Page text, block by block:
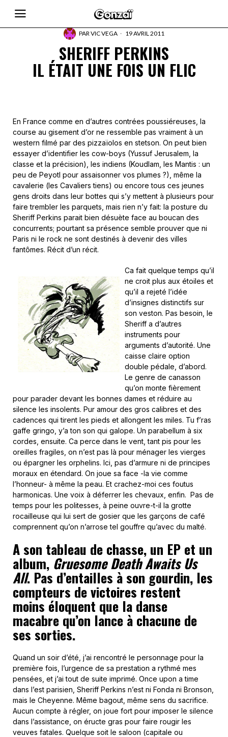
PARVIC VEGA 19 AVRIL 2011
SHERIFF PERKINS
IL ÉTAIT UNE FOIS UN FLIC
En France comme en d’autres contrées poussiéreuses, la
course au gisement d’or ne ressemble pas vraiment à un
western filmé par des pizzaïolos en stetson. On peut bien
essayer d’identifier les cow-boys (Yussuf Jerusalem, la
classe et la précision), les indiens (Koudlam, les Mantis : un
peu de Peyotl pour assaisonner vos plumes ?), même la
cavalerie (les Cavaliers tiens) ou encore tous ces jeunes
gens droits dans leur bottes qui s’y mettent à plusieurs pour
faire trembler les parquets, mais rien n’y fait: la posture du
Sheriff Perkins parait bien désuète face au boucan des
concurrents; pourtant sa présence semble prouver que ni
Paris ni le rock ne sont destinés à devenir des villes
fantômes. Récit d’un récit.
Ca fait quelque temps qu’il
ne croit plus aux étoiles et
qu’il a rejeté l’idée
d’insignes distinctifs sur
son veston. Pas besoin, le
Sheriff a d’autres
instruments pour
arguments d’autorité. Une
caisse claire option
double pédale, d’abord.
Le genre de canasson
qu’on monte fièrement
pour parader devant les bonnes dames et réduire au
silence les insolents. Pur amour des gros calibres et des
cadences qui tirent les pieds et allongent les miles. Tu f’ras
gaffe gringo, y’a ton son qui galope. Un parabellum à six
cordes, ensuite. Ca perce dans le vent, tant pis pour les
oreilles fragiles, on n’est pas là pour ménager les vierges
ou épargner les orphelins. Ici, pas d’armure ni de principes
moraux en étendard. On joue sa face -la vie comme
l’honneur- à même la peau. Et crachez-moi ces foutus
harmonicas. Une voix à déferrer les chevaux, enfin. Pas de
temps pour les politesses, à peine ouvre-t-il la grotte
rocailleuse qui lui sert de gosier que les garçons de café
comprennent qu’on n’arrose tel gouffre qu’avec du malté.
A son tableau de chasse, un EP et un
album, Gruesome Death Awaits Us
All. Pas d’entailles à son gourdin, les
compteurs de victoires restent
moins éloquent que la danse
macabre qu’on lance à chacune de
ses sorties.
Quand un soir d’été, j’ai rencontré le personnage pour la
première fois, l’urgence de sa prestation a rythmé mes
pensées, et j’ai tout de suite imprimé. Once upon a time
dans l’est parisien, Sheriff Perkins n’est ni Fonda ni Bronson,
mais le Cheyenne. Même bagout, même sens du sacrifice.
Aucun compte à régler, on joue fort pour imposer le silence
dans l’assistance, on éructe gras pour faire rougir les
veuves fatales. Quelque soit le saloon (capitale ou